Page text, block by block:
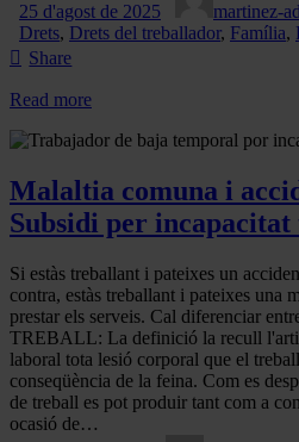
25 d'agost de 2025
martinez-
Drets, Drets del treballador, Família,
Share
Read more
Malaltia comuna i
Subsidi per
Si estàs treballant i pateixes un
contra, estàs treballant i pateixes una
prestar els serveis. Cal diferenciar
TREBALL: La definició la recull
laboral tota lesió corporal que el
conseqüència de la feina. Com es
de treball es pot produir tant com a
ocasió de…